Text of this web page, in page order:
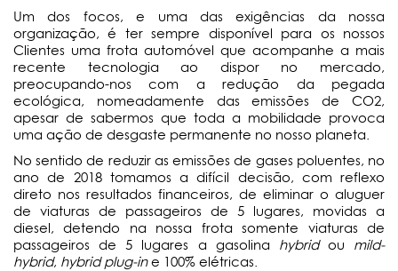
Um dos focos, e uma das exigências da nossa
organização, é ter sempre disponível para os nossos
Clientes uma frota automóvel que acompanhe a mais
recente tecnologia ao dispor no mercado,
preocupando-nos com a redução da pegada
ecológica, nomeadamente das emissões de CO2,
apesar de sabermos que toda a mobilidade provoca
uma ação de desgaste permanente no nosso planeta.
No sentido de reduzir as emissões de gases poluentes, no
ano de 2018 tomamos a difícil decisão, com reflexo
direto nos resultados financeiros, de eliminar o aluguer
de viaturas de passageiros de 5 lugares, movidas a
diesel, detendo na nossa frota somente viaturas de
passageiros de 5 lugares a gasolina hybridou mild-
hybrid, hybrid plug-ine 100% elétricas.